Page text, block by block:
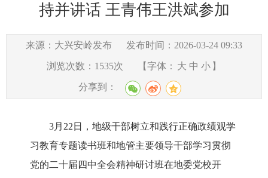
持并讲话 王青伟王洪斌参加
来源：大兴安岭发布 发布时间：2026-03-24 09:33
浏览次数： 1535次 【字体： 大 中 小 】
分享到：
3月22日，地级干部树立和践行正确政绩观学
习教育专题读书班和地管主要领导干部学习贯彻
党的二十届四中全会精神研讨班在地委党校开